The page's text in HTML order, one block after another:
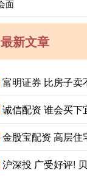
最新文章
诚信配资 谁会买下